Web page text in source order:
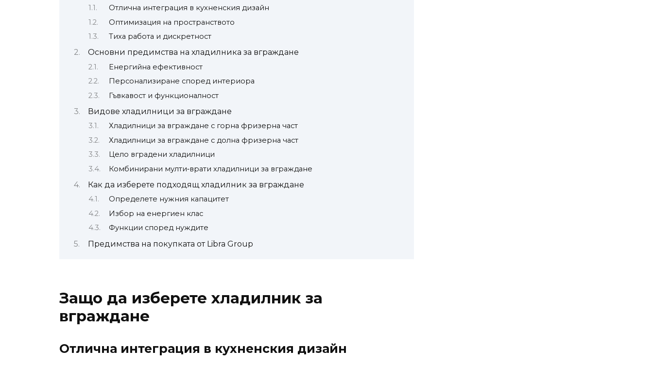
Отлична интеграция в кухненския дизайн
Оптимизация на пространството
Тиха работа и дискретност
Основни предимства на хладилника за вграждане
Енергийна ефективност
Персонализиране според интериора
Гъвкавост и функционалност
Видове хладилници за вграждане
Хладилници за вграждане с горна фризерна част
Хладилници за вграждане с долна фризерна част
Целo вградени хладилници
Комбинирани мулти‑врати хладилници за вграждане
Как да изберете подходящ хладилник за вграждане
Определете нужния капацитет
Избор на енергиен клас
Функции според нуждите
Предимства на покупката от Libra Group
Защо да изберете хладилник за
вграждане
Отлична интеграция в кухненския дизайн